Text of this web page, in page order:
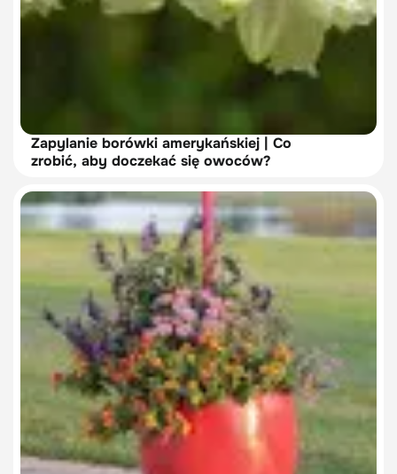
Zapylanie borówki amerykańskiej | Co
zrobić, aby doczekać się owoców?